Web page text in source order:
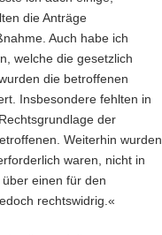
die Anträge
Auch habe ich
welche die gesetzlich
die betroffenen
Insbesondere fehlten in
der
Weiterhin wurden
waren, nicht in
einen für den
rechtswidrig.«